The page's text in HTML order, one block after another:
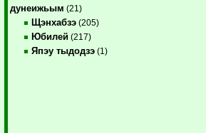
дунеижьым (21)
Щэнхабзэ (205)
Юбилей (217)
Япэу тыдодзэ (1)